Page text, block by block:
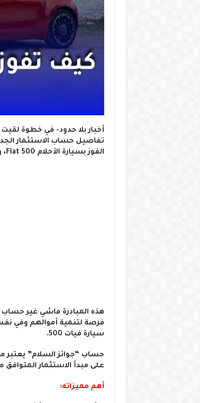
تفاصيل حساب الاستثمار
الفوز بسيارة الأحلام Fiat 500، واحدة من أكثر السيارات طلباً في السوق الجزائرية.
هذه المبادرة ماشي غير
فرصة لتنمية أموالهم وفي
سيارة فيات 500.
حساب “جوائز السلام” يعتبر
على مبدأ الاستثمار
أهم مميزاته: